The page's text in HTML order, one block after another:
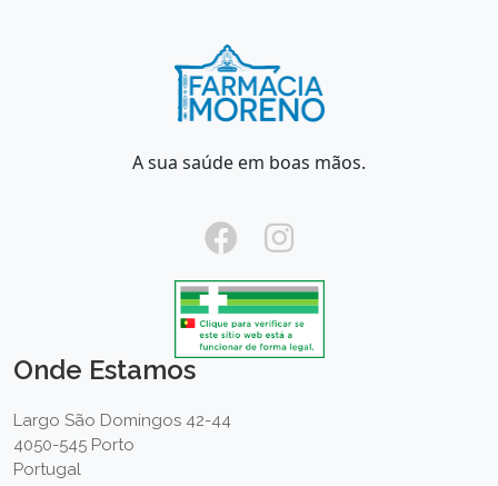
A sua saúde em boas mãos.
Onde Estamos
Largo São Domingos 42-44
4050-545 Porto
Portugal